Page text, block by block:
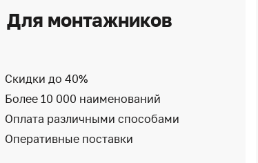
Для монтажников
Скидки до 40%
Более 10 000 наименований
Оплата различными способами
Оперативные поставки